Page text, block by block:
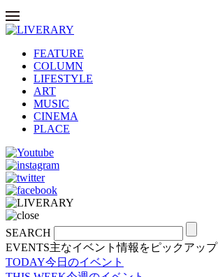
FEATURE
COLUMN
LIFESTYLE
ART
MUSIC
CINEMA
PLACE
SEARCH
EVENTS主なイベント情報をピックアップ
TODAY今日のイベント